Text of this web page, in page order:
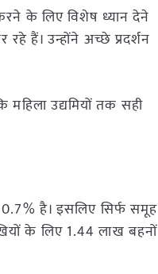
के लिए विशेष ध्यान देने
हैं। उन्होंने अच्छे प्रदर्शन
उद्यमियों तक सही
है। इसलिए सिर्फ समूह
के लिए 1.44 लाख बहनों